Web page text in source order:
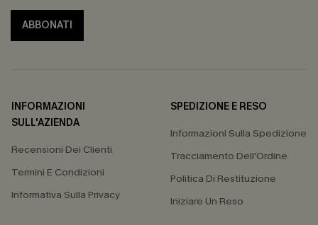
ABBONATI
INFORMAZIONI
SULL'AZIENDA
Recensioni Dei Clienti
Termini E Condizioni
Informativa Sulla Privacy
SPEDIZIONE E RESO
Informazioni Sulla Spedizione
Tracciamento Dell'Ordine
Politica Di Restituzione
Iniziare Un Reso